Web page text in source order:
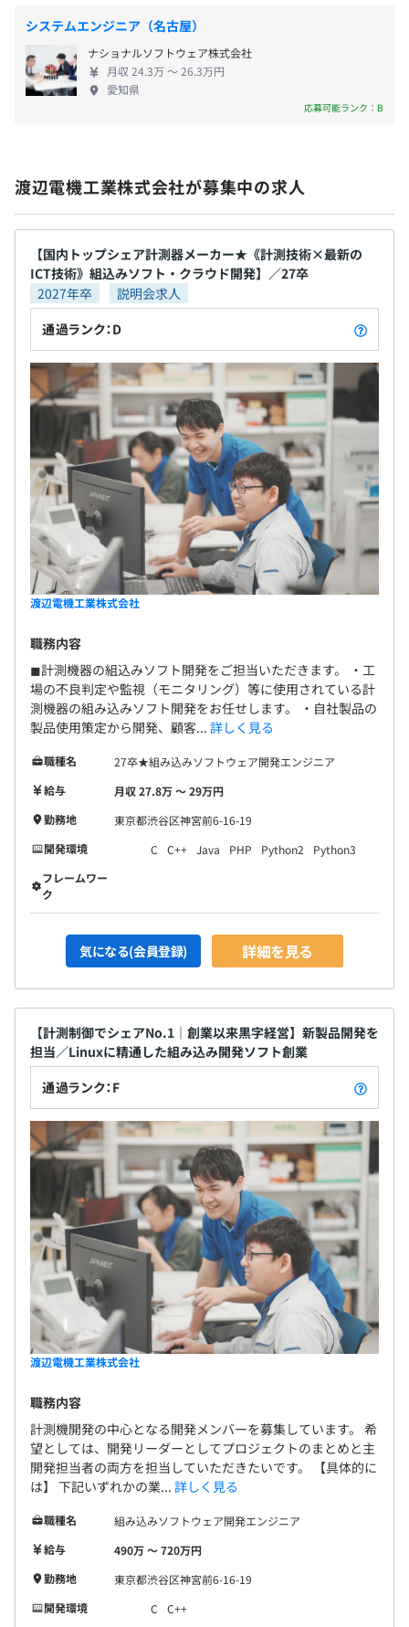
※それ以外はハードウェア開発者です。
◎社員の2割は開発従事者です！
わたしたちの業界では、開発に携わる社員は全社の1割が
一般的です。しかし当社では製品の性能を重視しており、
大学卒業後、大手電機会社に入社し、エンジニアとしてオ
ーディオ製品開発に従事。
その後、ベンチャー企業にてロボット開発を担当した後、
現職に入社。Iot製品を中心に計測機器の開発を推進して
います。
チームリーダーを中心に各メンバーのレベルに応じた開発
業務をお任せしています。
賞与：年2回（6月、12月）
※標準賞与約4カ月
※2025年実績5.25カ月
通信機器産業健康保険組合加入
社会保険完備（健康保険・厚生年金加入・雇用保険・労災
保険）
無期雇用
6カ月間（期間中、条件などの変更はありません）
システムエンジニア（名古屋）
ナショナルソフトウェア株式会社
月収 24.3万 〜 26.3万円
愛知県
応募可能ランク：B
渡辺電機工業株式会社が募集中の求人
【国内トップシェア計測器メーカー★《計測技術×最新の
ICT技術》組込みソフト・クラウド開発】／27卒
2027年卒
説明会求人
通過ランク：D
渡辺電機工業株式会社
職務内容
◼︎計測機器の組込みソフト開発をご担当いただきます。 ・工
場の不良判定や監視（モニタリング）等に使用されている計
測機器の組み込みソフト開発をお任せします。 ・自社製品の
製品使用策定から開発、顧客... 詳しく見る
職種名
27卒★組み込みソフトウェア開発エンジニア
給与
月収 27.8万 〜 29万円
勤務地
東京都渋谷区神宮前6-16-19
開発環境
C C++ Java PHP Python2
Python3
フレームワー
ク
気になる(会員登録) 詳細を見る
【計測制御でシェアNo.1｜創業以来黒字経営】新製品開発を
担当／Linuxに精通した組み込み開発ソフト創業
通過ランク：F
渡辺電機工業株式会社
職務内容
計測機開発の中心となる開発メンバーを募集しています。 希
望としては、開発リーダーとしてプロジェクトのまとめと主
開発担当者の両方を担当していただきたいです。 【具体的に
は】 下記いずれかの業... 詳しく見る
職種名
組み込みソフトウェア開発エンジニア
給与
490万 〜 720万円
勤務地
東京都渋谷区神宮前6-16-19
開発環境
C
C++